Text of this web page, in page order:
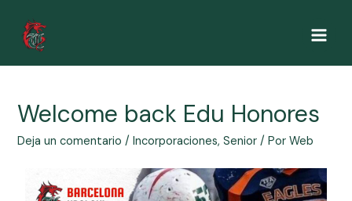
Welcome back Edu Honores
Deja un comentario /Incorporaciones,Senior / PorWeb